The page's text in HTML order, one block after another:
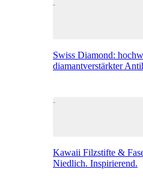
Swiss Diamond:
diamantverstärkter
Kawaii Filzstifte &
Niedlich. Inspirierend.